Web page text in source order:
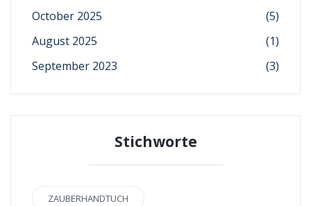
October 2025
(5)
August 2025
(1)
September 2023
(3)
Stichworte
ZAUBERHANDTUCH